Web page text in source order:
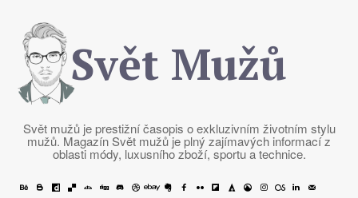
Svět Mužů
Svět mužů je prestižní časopis o exkluzivním životním stylu
mužů. Magazín Svět mužů je plný zajímavých informací z
oblasti módy, luxusního zboží, sportu a technice.